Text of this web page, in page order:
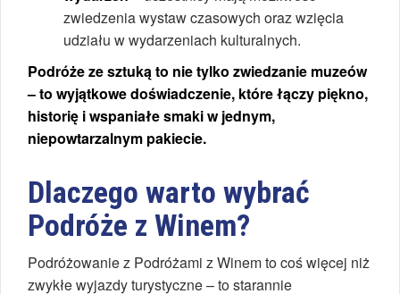
zwiedzenia wystaw czasowych oraz wzięcia
udziału w wydarzeniach kulturalnych.
Podróże ze sztuką to nie tylko zwiedzanie muzeów
– to wyjątkowe doświadczenie, które łączy piękno,
historię i wspaniałe smaki w jednym,
niepowtarzalnym pakiecie.
Dlaczego warto wybrać
Podróże z Winem?
Podróżowanie z Podróżami z Winem to coś więcej niż
zwykłe wyjazdy turystyczne – to starannie